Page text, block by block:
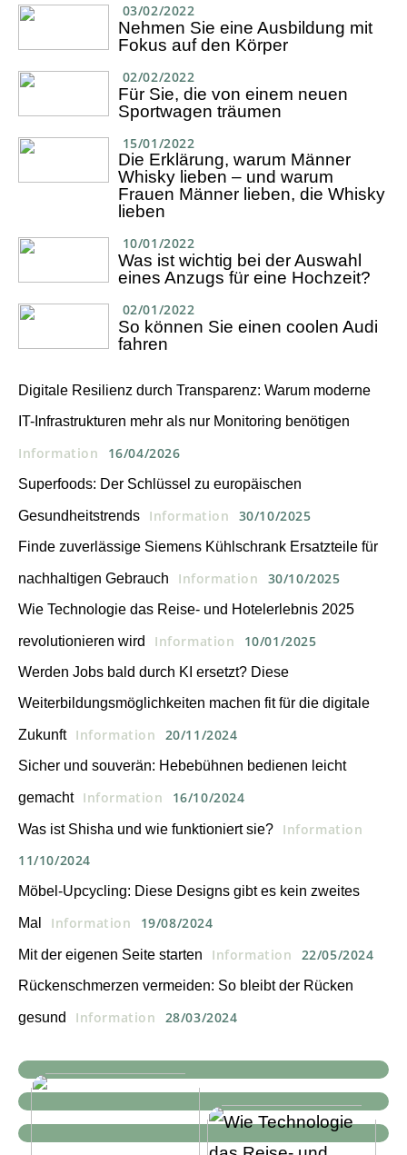
03/02/2022
Nehmen Sie eine Ausbildung mit
Fokus auf den Körper
02/02/2022
Für Sie, die von einem neuen
Sportwagen träumen
15/01/2022
Die Erklärung, warum Männer
Whisky lieben – und warum
Frauen Männer lieben, die Whisky
lieben
10/01/2022
Was ist wichtig bei der Auswahl
eines Anzugs für eine Hochzeit?
02/01/2022
So können Sie einen coolen Audi
fahren
Digitale Resilienz durch Transparenz: Warum moderne
IT-Infrastrukturen mehr als nur Monitoring benötigen
Information 16/04/2026
Superfoods: Der Schlüssel zu europäischen
Gesundheitstrends Information 30/10/2025
Finde zuverlässige Siemens Kühlschrank Ersatzteile für
nachhaltigen Gebrauch Information 30/10/2025
Wie Technologie das Reise- und Hotelerlebnis 2025
revolutionieren wird Information 10/01/2025
Werden Jobs bald durch KI ersetzt? Diese
Weiterbildungsmöglichkeiten machen fit für die digitale
Zukunft Information 20/11/2024
Sicher und souverän: Hebebühnen bedienen leicht
gemacht Information 16/10/2024
Was ist Shisha und wie funktioniert sie?
Information
11/10/2024
Möbel-Upcycling: Diese Designs gibt es kein zweites
Mal Information 19/08/2024
Mit der eigenen Seite starten Information 22/05/2024
Rückenschmerzen vermeiden: So bleibt der Rücken
gesund Information 28/03/2024